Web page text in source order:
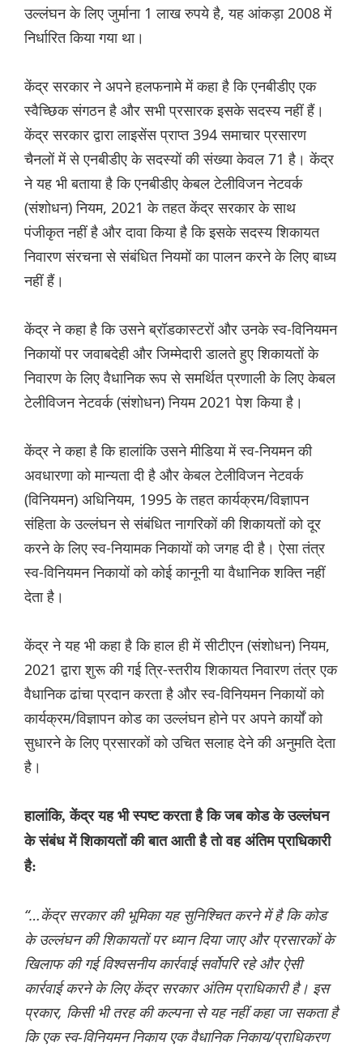
उल्लंघन के लिए जुर्माना 1 लाख रुपये है, यह आंकड़ा 2008 में
निर्धारित किया गया था।
केंद्र सरकार ने अपने हलफनामे में कहा है कि एनबीडीए एक
स्वैच्छिक संगठन है और सभी प्रसारक इसके सदस्य नहीं हैं।
केंद्र सरकार द्वारा लाइसेंस प्राप्त 394 समाचार प्रसारण
चैनलों में से एनबीडीए के सदस्यों की संख्या केवल 71 है। केंद्र
ने यह भी बताया है कि एनबीडीए केबल टेलीविजन नेटवर्क
(संशोधन) नियम, 2021 के तहत केंद्र सरकार के साथ
पंजीकृत नहीं है और दावा किया है कि इसके सदस्य शिकायत
निवारण संरचना से संबंधित नियमों का पालन करने के लिए बाध्य
नहीं हैं।
केंद्र ने कहा है कि उसने ब्रॉडकास्टरों और उनके स्व-विनियमन
निकायों पर जवाबदेही और जिम्मेदारी डालते हुए शिकायतों के
निवारण के लिए वैधानिक रूप से समर्थित प्रणाली के लिए केबल
टेलीविजन नेटवर्क (संशोधन) नियम 2021 पेश किया है।
केंद्र ने कहा है कि हालांकि उसने मीडिया में स्व-नियमन की
अवधारणा को मान्यता दी है और केबल टेलीविजन नेटवर्क
(विनियमन) अधिनियम, 1995 के तहत कार्यक्रम/विज्ञापन
संहिता के उल्लंघन से संबंधित नागरिकों की शिकायतों को दूर
करने के लिए स्व-नियामक निकायों को जगह दी है। ऐसा तंत्र
स्व-विनियमन निकायों को कोई कानूनी या वैधानिक शक्ति नहीं
देता है।
केंद्र ने यह भी कहा है कि हाल ही में सीटीएन (संशोधन) नियम,
2021 द्वारा शुरू की गई त्रि-स्तरीय शिकायत निवारण तंत्र एक
वैधानिक ढांचा प्रदान करता है और स्व-विनियमन निकायों को
कार्यक्रम/विज्ञापन कोड का उल्लंघन होने पर अपने कार्यों को
सुधारने के लिए प्रसारकों को उचित सलाह देने की अनुमति देता
है।
हालांकि, केंद्र यह भी स्पष्ट करता है कि जब कोड के उल्लंघन
के संबंध में शिकायतों की बात आती है तो वह अंतिम प्राधिकारी
है:
“…केंद्र सरकार की भूमिका यह सुनिश्चित करने में है कि कोड
के उल्लंघन की शिकायतों पर ध्यान दिया जाए और प्रसारकों के
खिलाफ की गई विश्वसनीय कार्रवाई सर्वोपरि रहे और ऐसी
कार्रवाई करने के लिए केंद्र सरकार अंतिम प्राधिकारी है। इस
प्रकार, किसी भी तरह की कल्पना से यह नहीं कहा जा सकता है
कि एक स्व-विनियमन निकाय एक वैधानिक निकाय/प्राधिकरण